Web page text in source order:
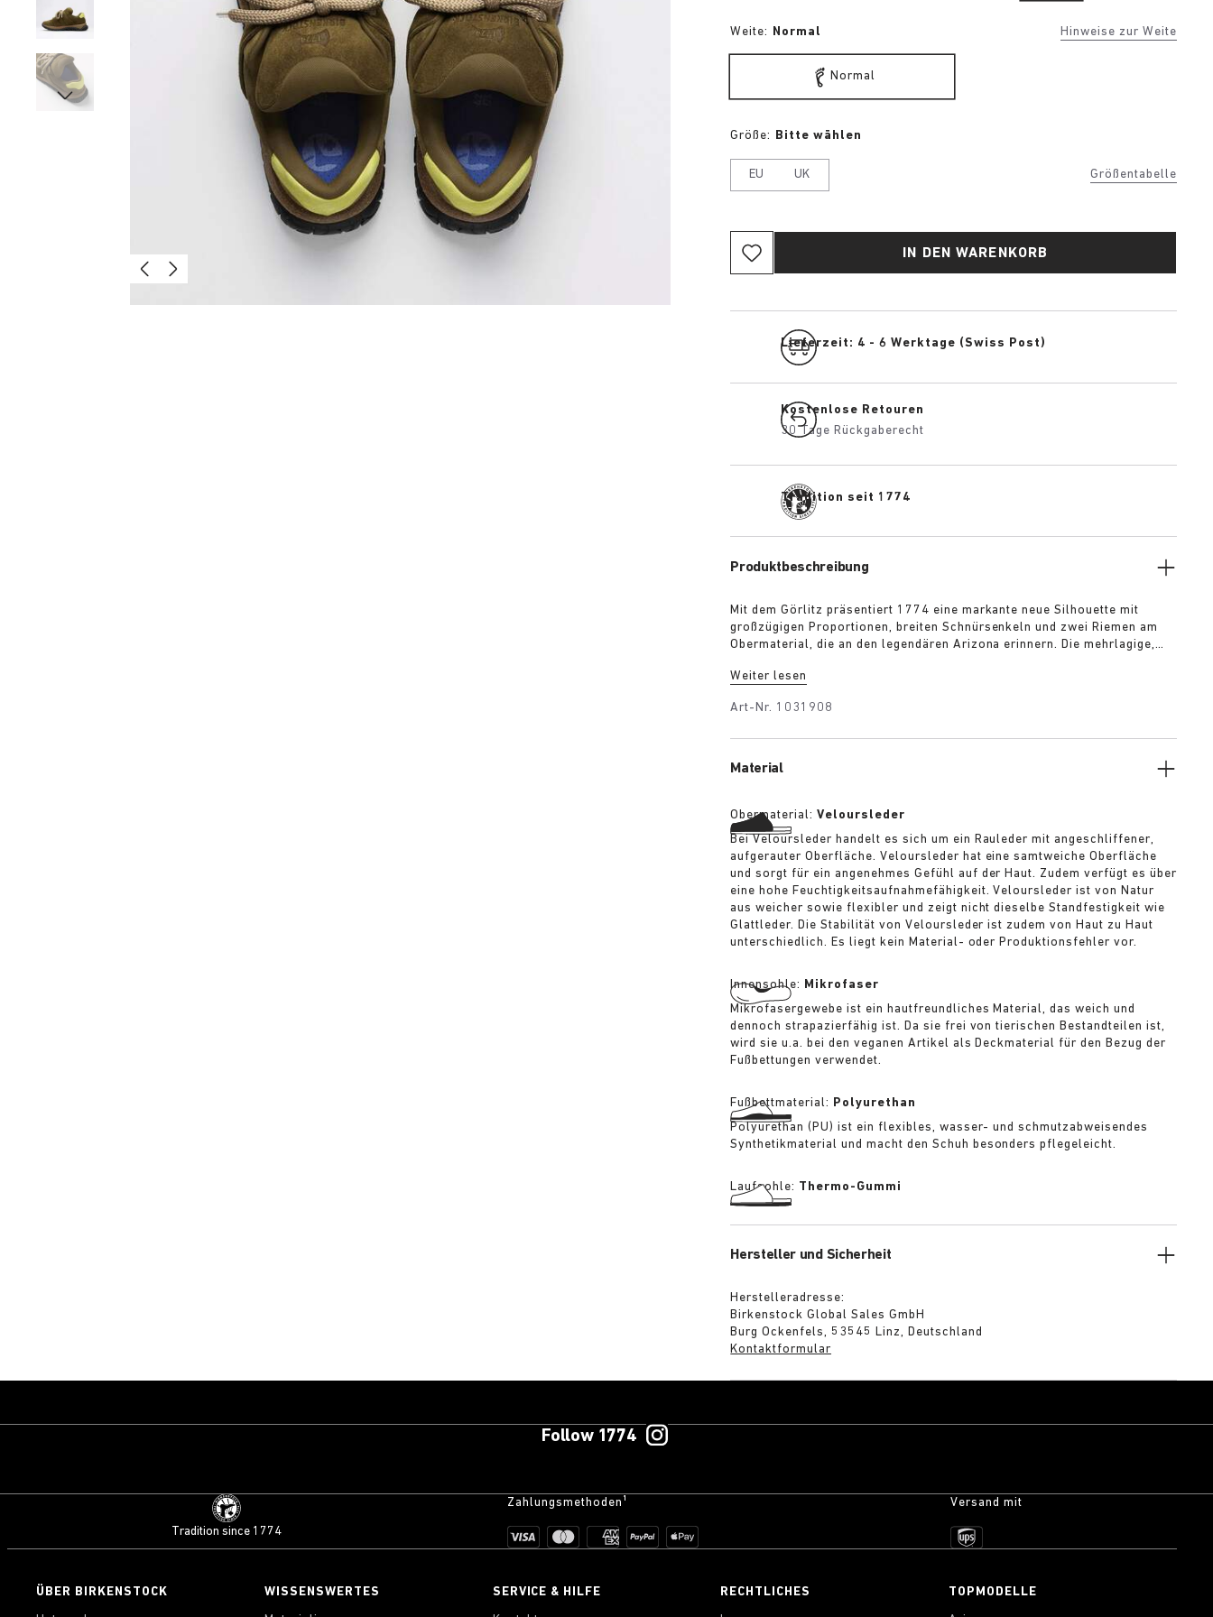
Weite: Normal Hinweise zur Weite
Normal
Größentabelle
Größe: Bitte wählen
EU UK
IN DEN WARENKORB
Lieferzeit: 4 - 6 Werktage (Swiss Post)
Kostenlose Retouren
30 Tage Rückgaberecht
Tradition seit 1774
Produktbeschreibung
Mit dem Görlitz präsentiert 1774 eine markante neue Silhouette mit
großzügigen Proportionen, breiten Schnürsenkeln und zwei Riemen am
Obermaterial, die an den legendären Arizona erinnern. Die mehrlagige,
eine markante Ausstrahlung, während das hochwertige Veloursleder in
Look sorgt.
Weiter lesen
Art-Nr. 1031908
Material
Obermaterial:Veloursleder
Bei Veloursleder handelt es sich um ein Rauleder mit angeschliffener,
aufgerauter Oberfläche. Veloursleder hat eine samtweiche Oberfläche
und sorgt für ein angenehmes Gefühl auf der Haut. Zudem verfügt es über
eine hohe Feuchtigkeitsaufnahmefähigkeit. Veloursleder ist von Natur
aus weicher sowie flexibler und zeigt nicht dieselbe Standfestigkeit wie
Glattleder. Die Stabilität von Veloursleder ist zudem von Haut zu Haut
unterschiedlich. Es liegt kein Material- oder Produktionsfehler vor.
Innensohle: Mikrofaser
Mikrofasergewebe ist ein hautfreundliches Material, das weich und
dennoch strapazierfähig ist. Da sie frei von tierischen Bestandteilen ist,
wird sie u.a. bei den veganen Artikel als Deckmaterial für den Bezug der
Fußbettungen verwendet.
Fußbettmaterial: Polyurethan
Polyurethan (PU) ist ein flexibles, wasser- und schmutzabweisendes
Synthetikmaterial und macht den Schuh besonders pflegeleicht.
Laufsohle: Thermo-Gummi
Hersteller und Sicherheit
Herstelleradresse:
Birkenstock Global Sales GmbH
Burg Ockenfels, 53545 Linz, Deutschland
Kontaktformular
Follow 1774
Tradition since 1774
Zahlungsmethoden¹ Versand mit
ÜBER BIRKENSTOCK WISSENSWERTES SERVICE & HILFE RECHTLICHES TOPMODELLE